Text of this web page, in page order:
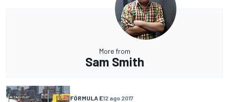
More from
Sam Smith
FÓRMULA E12 ago 2017